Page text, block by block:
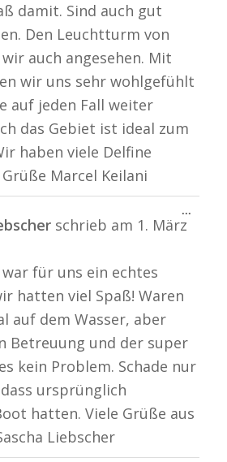
damit. Sind auch gut
Den Leuchtturm von
auch angesehen. Mit
wir uns sehr wohlgefühlt
auf jeden Fall weiter
das Gebiet ist ideal zum
haben viele Delfine
Marcel Keilani
schrieb am 1. März
für uns ein echtes
hatten viel Spaß! Waren
auf dem Wasser, aber
Betreuung und der super
kein Problem. Schade nur
ursprünglich
hatten. Viele Grüße aus
Liebscher
...